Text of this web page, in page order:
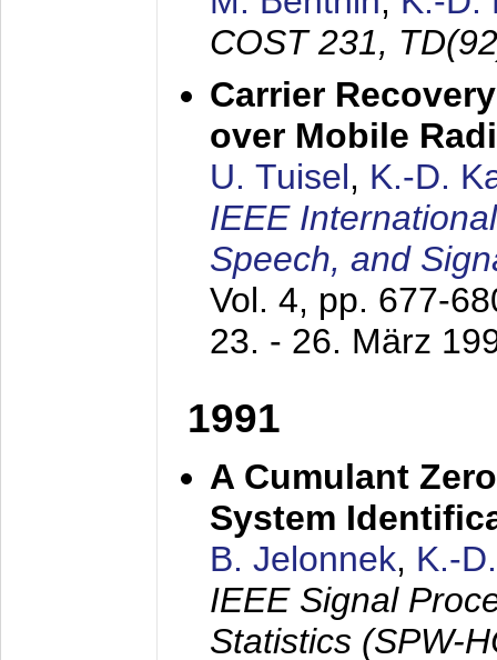
COST 231,
Carrier
over Mobile
U. Tuisel, K.-D.
IEEE
Speech, and
Vol. 4, pp. 677-
23. - 26. März
1991
A Cumulant
System
B. Jelonnek, K.-
IEEE Signal
Statistics (SPW-